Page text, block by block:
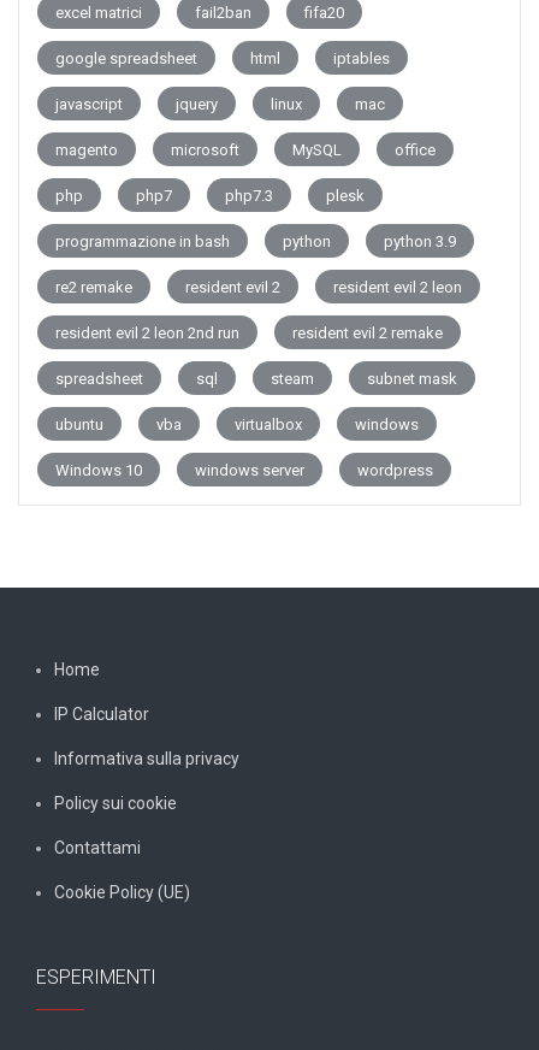
excel matrici fail2ban fifa20
google spreadsheet html iptables
javascript jquery linux mac
magento microsoft MySQL office
php php7 php7.3 plesk
programmazione in bash python python 3.9
re2 remake resident evil 2 resident evil 2 leon
resident evil 2 leon 2nd run resident evil 2 remake
spreadsheet sql steam subnet mask
ubuntu vba virtualbox windows
Windows 10 windows server wordpress
Home
IP Calculator
Informativa sulla privacy
Policy sui cookie
Contattami
Cookie Policy (UE)
ESPERIMENTI